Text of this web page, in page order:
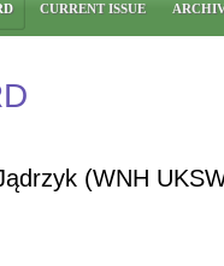
CURRENT ISSUE
(WNH